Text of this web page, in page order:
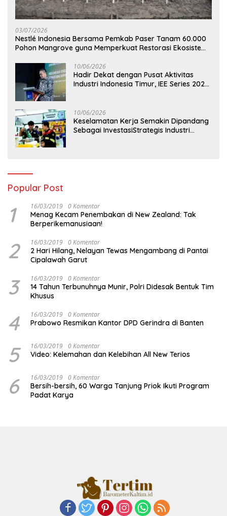
03/07/2026
Nestlé Indonesia Bersama Pemkab Paser Tanam 60.000
Pohon Mangrove guna Memperkuat Restorasi Ekosistem
10/06/2026
Hadir Dekat dengan Pusat Aktivitas
Industri Indonesia Timur, IEE Series 2026
10/06/2026
Keselamatan Kerja Semakin Dipandang
Sebagai InvestasiStrategis Industri
Popular Post
1 16/03/2019 0 Komentar
Menag Kecam Penembakan di New Zealand: Tak
Berperikemanusiaan!
2 16/03/2019 0 Komentar
2 Hari Hilang, Nelayan Tewas Mengambang di Pantai
Cipalawah Garut
3 16/03/2019 0 Komentar
14 Tahun Terbunuhnya Munir, Polri Didesak Bentuk Tim
Khusus
4 16/03/2019 0 Komentar
Prabowo Resmikan Kantor DPD Gerindra di Banten
5 16/03/2019 0 Komentar
Video: Kelemahan dan Kelebihan All New Terios
6 16/03/2019 0 Komentar
Bersih-bersih, 60 Warga Tanjung Priok Ikuti Program
Padat Karya